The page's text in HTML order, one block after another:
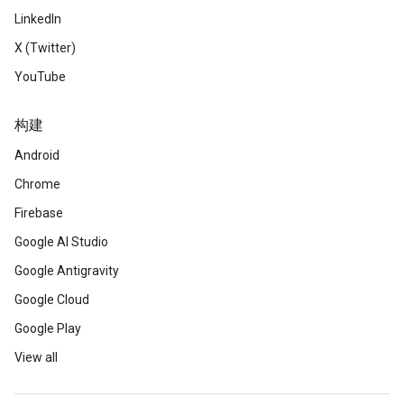
LinkedIn
X (Twitter)
YouTube
构建
Android
Chrome
Firebase
Google AI Studio
Google Antigravity
Google Cloud
Google Play
View all